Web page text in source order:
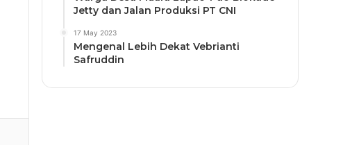
Jetty dan Jalan Produksi PT CNI
17 May 2023
Mengenal Lebih Dekat Vebrianti
Safruddin